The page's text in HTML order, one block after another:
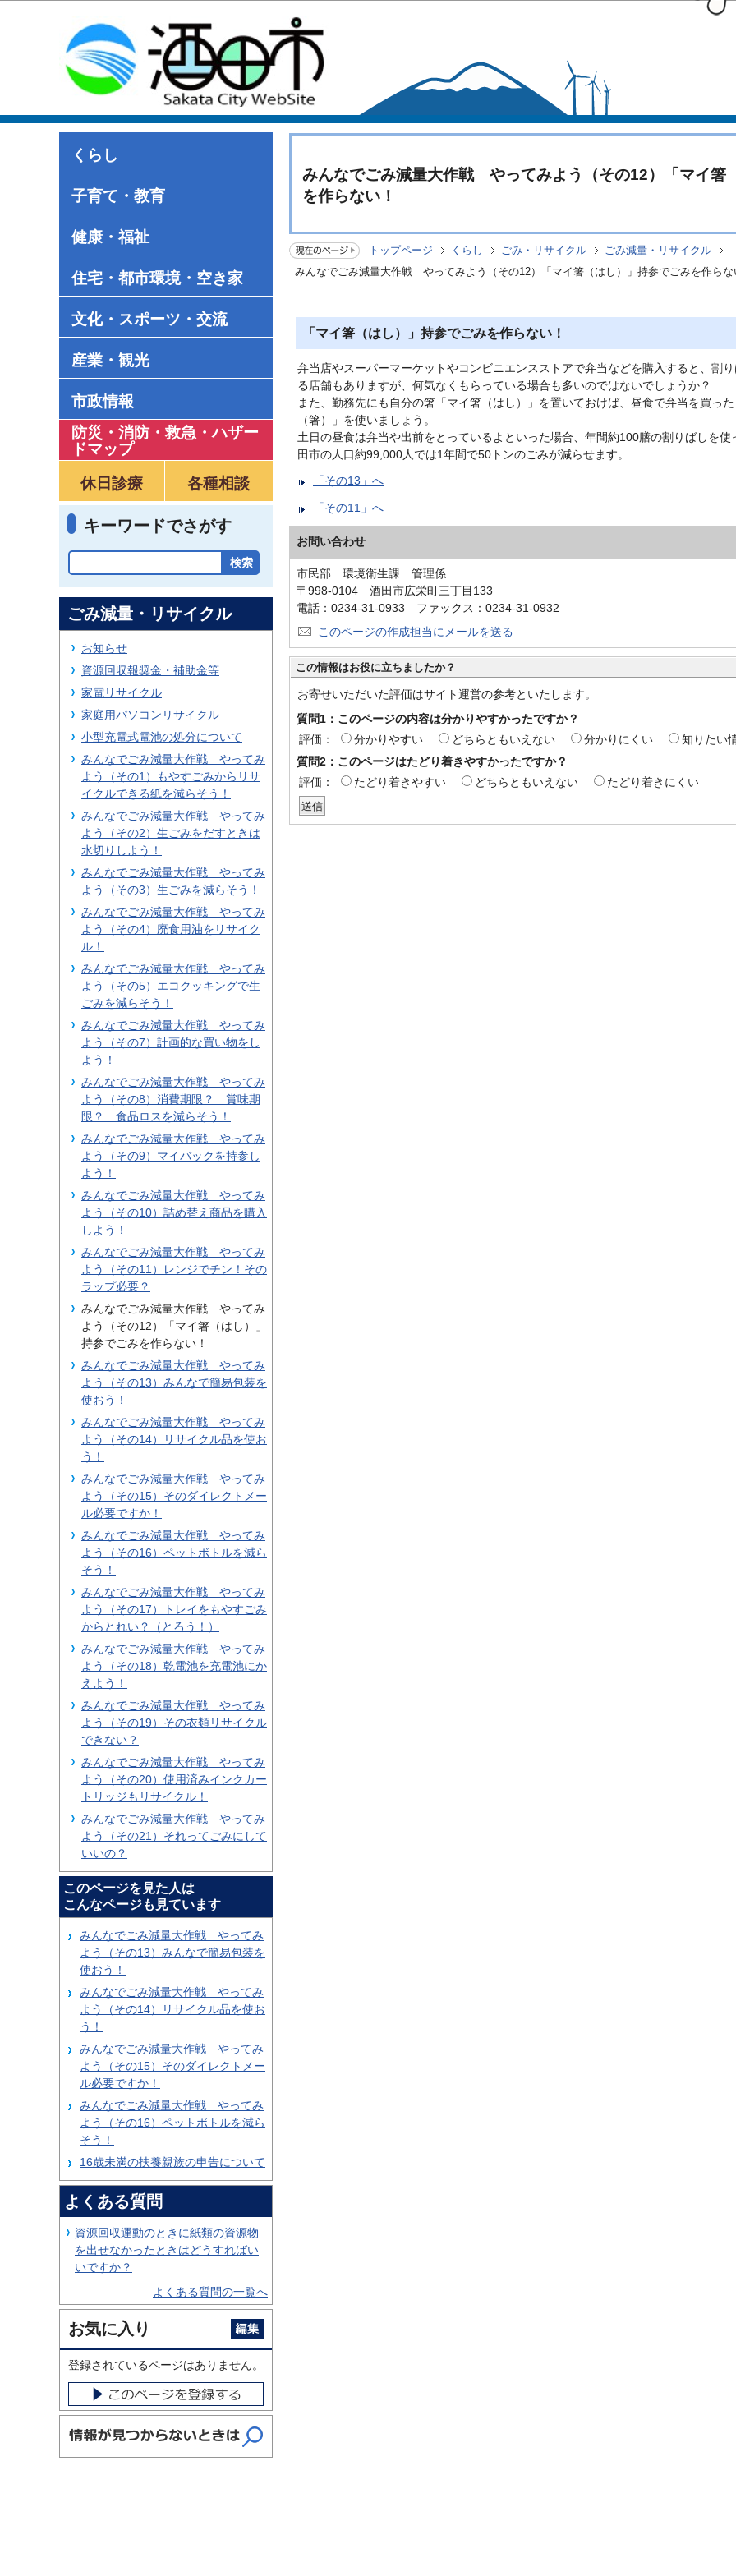
くらし
子育て・教育
健康・福祉
住宅・都市環境・空き家
文化・スポーツ・交流
産業・観光
市政情報
防災・消防・救急 ・ハザー
ドマップ
休日診療
各種相談
キーワードでさがす
みんなでごみ減量大作戦 やってみよう（その12）「マイ箸
を作らない！
トップページ くらし ごみ・リサイクル
ごみ減量・リサイクル
みんなでごみ減量大作戦 やってみよう（その12）「マイ箸（はし）」持参でごみを作らな
「マイ箸（はし）」持参でごみを作らない！
弁当店やスーパーマーケットやコンビニエンスストアで弁当などを購入すると、割
る店舗もありますが、何気なくもらっている場合も多いのではないでしょうか？
また、勤務先にも自分の箸「マイ箸（はし）」を置いておけば、昼食で弁当を買っ
（箸）」を使いましょう。
土日の昼食は弁当や出前をとっているよといった場合、年間約100膳の割りばしを
田市の人口約99,000人では1年間で50トンのごみが減らせます。
「その13」へ
「その11」へ
お問い合わせ
市民部 環境衛生課 管理係
〒998-0104 酒田市広栄町三丁目133
電話：0234-31-0933 ファックス：0234-31-0932
このページの作成担当にメールを送る
この情報はお役に立ちましたか？
お寄せいただいた評価はサイト運営の参考といたします。
質問1：このページの内容は分かりやすかったですか？
評価：
分かりやすい どちらともいえない 分かりにくい
知りたい
質問2：このページはたどり着きやすかったですか？
評価：
たどり着きやすい どちらともいえない たどり着きにくい
ごみ減量・リサイクル
お知らせ
資源回収報奨金・補助金等
家電リサイクル
家庭用パソコンリサイクル
小型充電式電池の処分について
みんなでごみ減量大作戦 やってみ
よう（その1）もやすごみからリサ
イクルできる紙を減らそう！
みんなでごみ減量大作戦 やってみ
よう（その2）生ごみをだすときは
水切りしよう！
みんなでごみ減量大作戦 やってみ
よう（その3）生ごみを減らそう！
みんなでごみ減量大作戦 やってみ
よう（その4）廃食用油をリサイク
ル！
みんなでごみ減量大作戦 やってみ
よう（その5）エコクッキングで生
ごみを減らそう！
みんなでごみ減量大作戦 やってみ
よう（その7）計画的な買い物をし
よう！
みんなでごみ減量大作戦 やってみ
よう（その8）消費期限？ 賞味期
限？ 食品ロスを減らそう！
みんなでごみ減量大作戦 やってみ
よう（その9）マイバックを持参し
よう！
みんなでごみ減量大作戦 やってみ
よう（その10）詰め替え商品を購入
しよう！
みんなでごみ減量大作戦 やってみ
よう（その11）レンジでチン！その
ラップ必要？
みんなでごみ減量大作戦 やってみ
よう（その12）「マイ箸（はし）」
持参でごみを作らない！
みんなでごみ減量大作戦 やってみ
よう（その13）みんなで簡易包装を
使おう！
みんなでごみ減量大作戦 やってみ
よう（その14）リサイクル品を使お
う！
みんなでごみ減量大作戦 やってみ
よう（その15）そのダイレクトメー
ル必要ですか！
みんなでごみ減量大作戦 やってみ
よう（その16）ペットボトルを減ら
そう！
みんなでごみ減量大作戦 やってみ
よう（その17）トレイをもやすごみ
からとれい？（とろう！）
みんなでごみ減量大作戦 やってみ
よう（その18）乾電池を充電池にか
えよう！
みんなでごみ減量大作戦 やってみ
よう（その19）その衣類リサイクル
できない？
みんなでごみ減量大作戦 やってみ
よう（その20）使用済みインクカー
トリッジもリサイクル！
みんなでごみ減量大作戦 やってみ
よう（その21）それってごみにして
いいの？
このページを見た人は
こんなページも見ています
みんなでごみ減量大作戦 やってみ
よう（その13）みんなで簡易包装を
使おう！
みんなでごみ減量大作戦 やってみ
よう（その14）リサイクル品を使お
う！
みんなでごみ減量大作戦 やってみ
よう（その15）そのダイレクトメー
ル必要ですか！
みんなでごみ減量大作戦 やってみ
よう（その16）ペットボトルを減ら
そう！
16歳未満の扶養親族の申告について
よくある質問
資源回収運動のときに紙類の資源物
を出せなかったときはどうすればい
いですか？
よくある質問の一覧へ
お気に入り
登録されているページはありません。